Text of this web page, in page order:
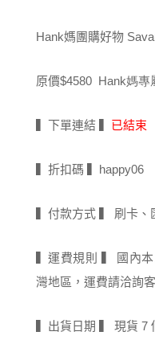
Hank媽團購好物
原價$4580 Hank媽專
▍下單連結 ▍ 已結束
▍折扣碼 ▍happy06
▍付款方式 ▍ 刷卡、
▍運費規則 ▍ 國內
灣地區，運費請洽詢
▍出貨日期 ▍ 現貨 7